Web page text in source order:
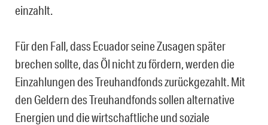
einzahlt.
Für den Fall, dass Ecuador seine Zusagen später
brechen sollte, das Öl nicht zu fördern, werden die
Einzahlungen des Treuhandfonds zurückgezahlt. Mit
den Geldern des Treuhandfonds sollen alternative
Energien und die wirtschaftliche und soziale